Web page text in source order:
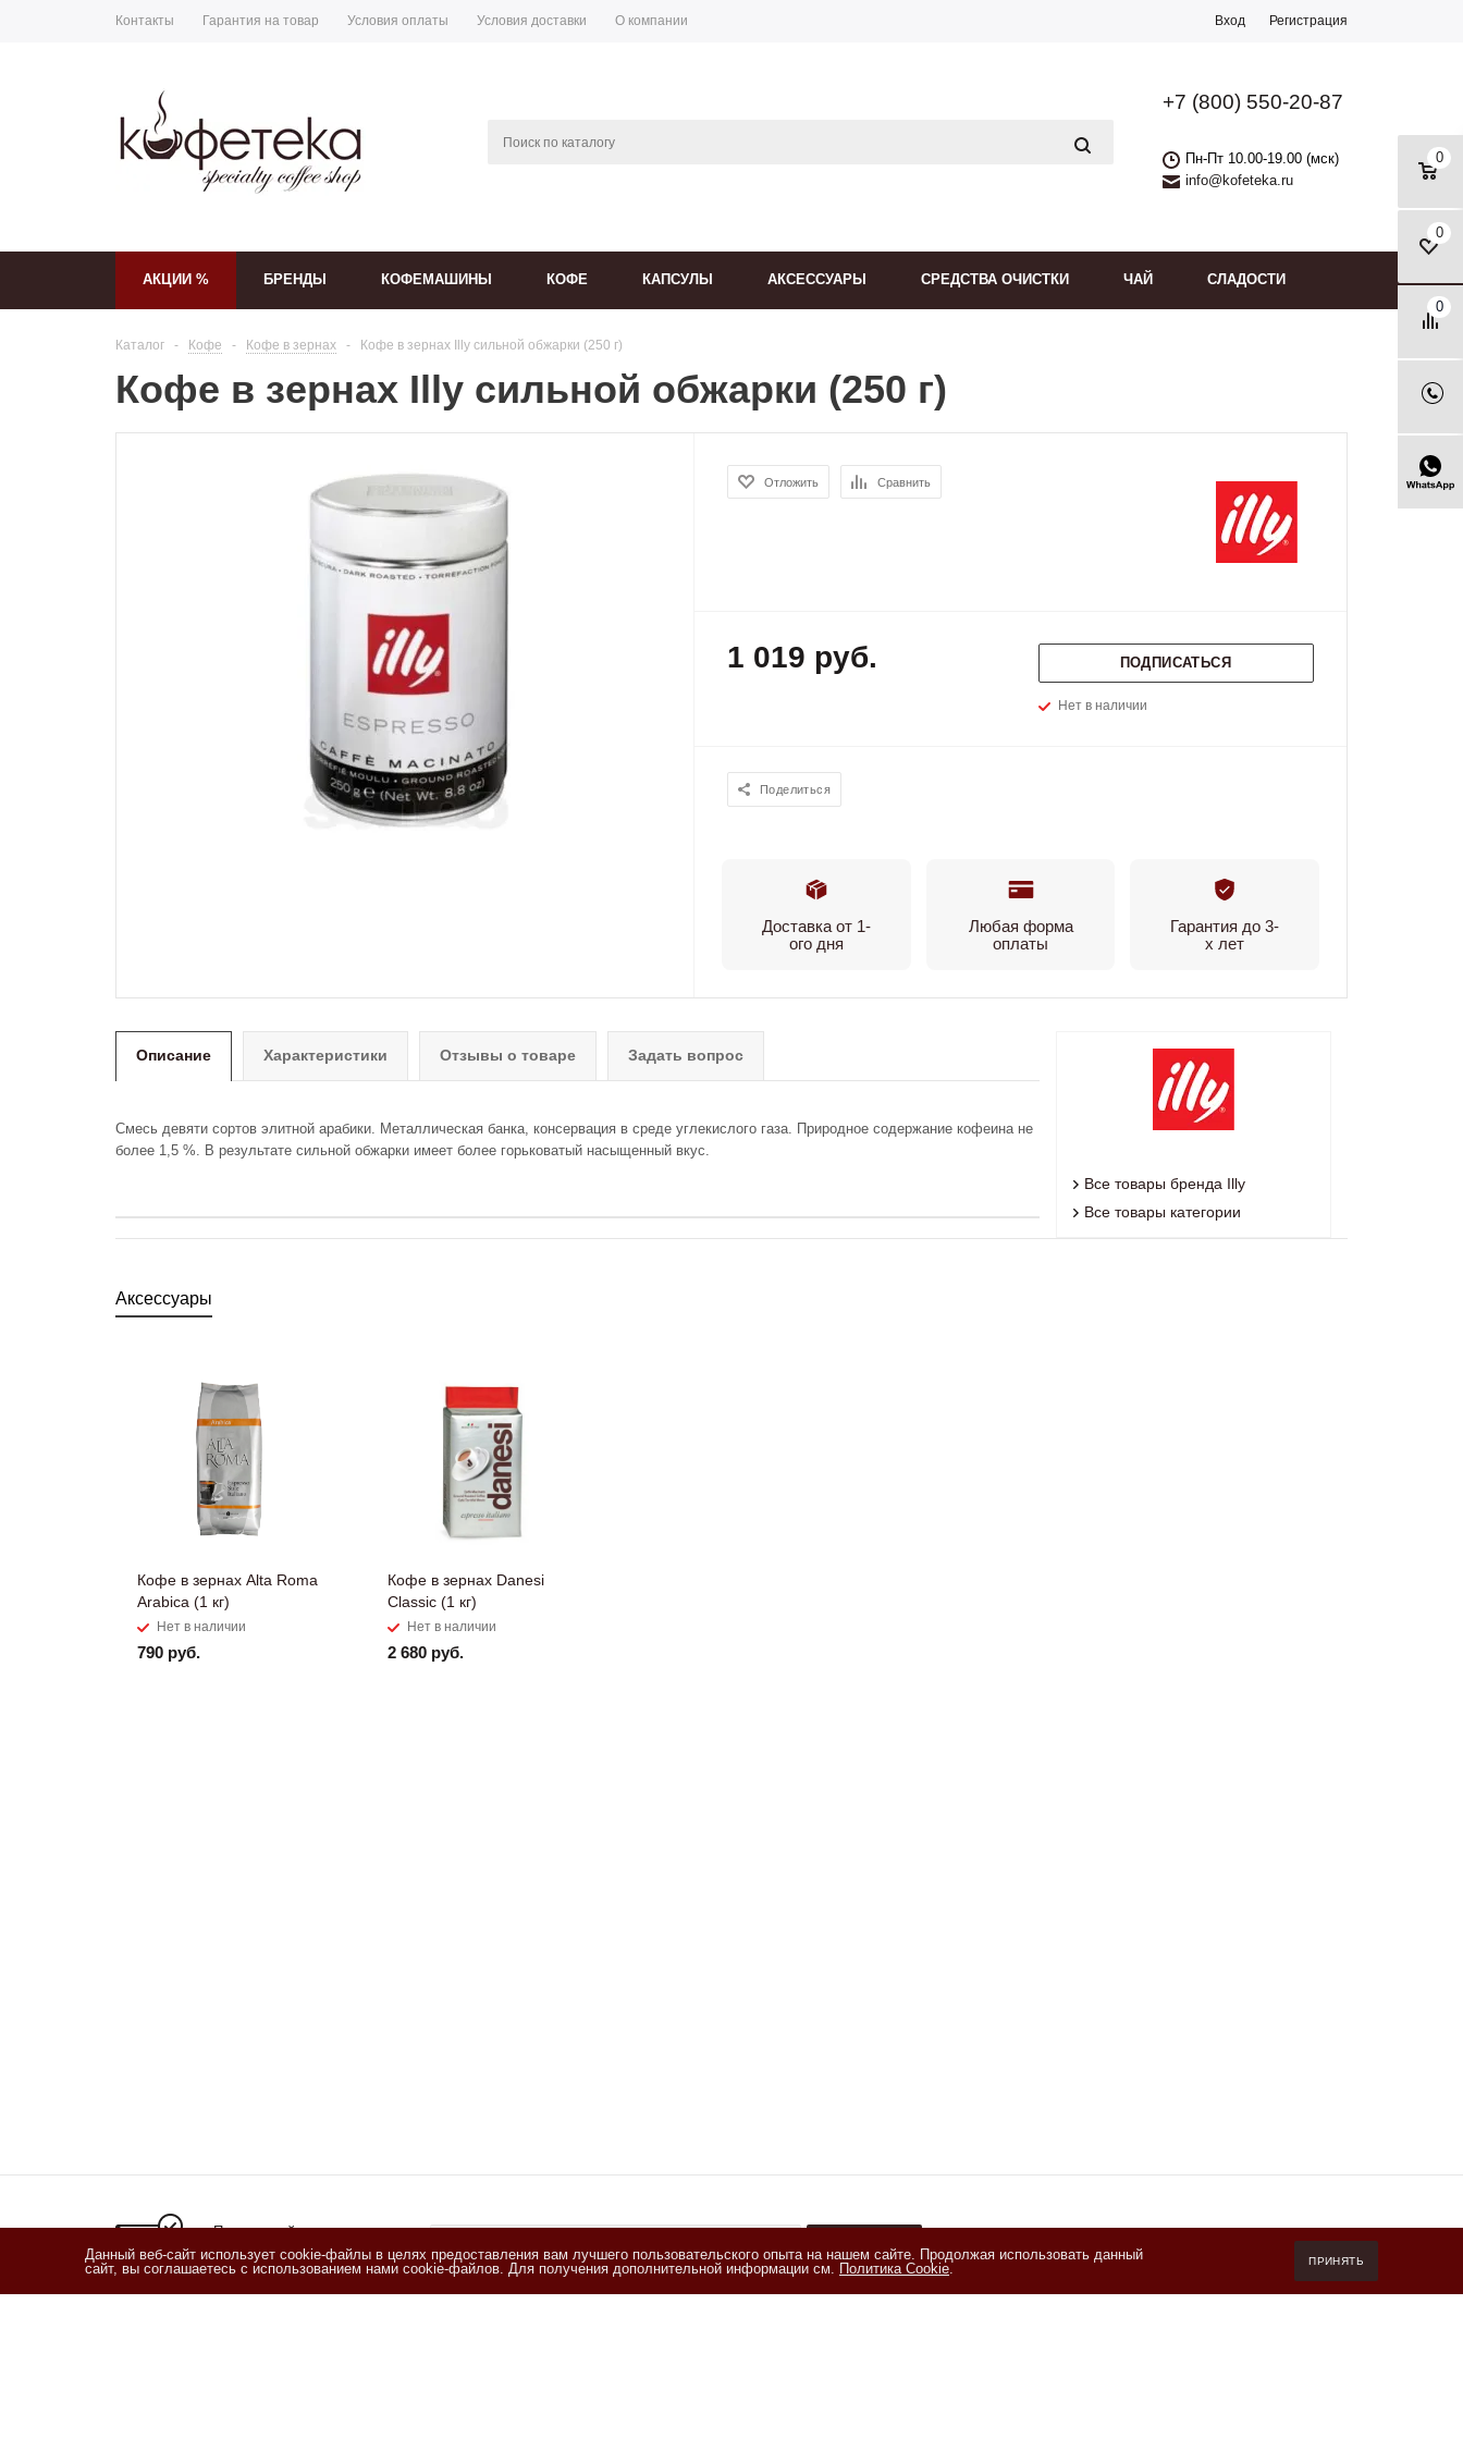
Контакты Гарантия на товар Условия оплаты Условия доставки О компании Вход Регистрация
+7 (800) 550-20-87
Пн-Пт 10.00-19.00 (мск)
info@kofeteka.ru
0
0
0
АКЦИИ % БРЕНДЫ КОФЕМАШИНЫ КОФЕ КАПСУЛЫ АКСЕССУАРЫ СРЕДСТВА ОЧИСТКИ ЧАЙ СЛАДОСТИ
Каталог - Кофе - Кофе в зернах - Кофе в зернах Illy сильной обжарки (250 г)
Кофе в зернах Illy сильной обжарки (250 г)
Отложить Сравнить
1 019 руб. ПОДПИСАТЬСЯ
Нет в наличии
Поделиться
Доставка от 1-
ого дня
Любая форма
оплаты
Гарантия до 3-
х лет
Описание Характеристики Отзывы о товаре Задать вопрос
Смесь девяти сортов элитной арабики. Металлическая банка, консервация в среде углекислого газа. Природное содержание кофеина не
более 1,5 %. В результате сильной обжарки имеет более горьковатый насыщенный вкус.
Все товары бренда Illy
Все товары категории
Аксессуары
Кофе в зернах Alta Roma
Arabica (1 кг)
Нет в наличии
790 руб.
Кофе в зернах Danesi
Classic (1 кг)
Нет в наличии
2 680 руб.
Подписывайтесь
на новости и акции
Я ознакомлен(а) сПолитикой обработки персональных данныхи даю
+7 (800) 550-20-87
Данный веб-сайт использует cookie-файлы в целях предоставления вам лучшего пользовательского опыта на нашем сайте. Продолжая использовать данный
сайт, вы соглашаетесь с использованием нами cookie-файлов. Для получения дополнительной информации см. Политика Cookie. ПРИНЯТЬ